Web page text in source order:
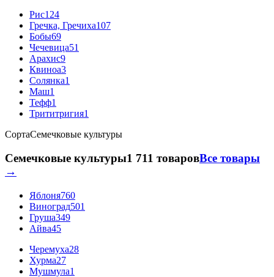
Рис124
Гречка, Гречиха107
Бобы69
Чечевица51
Арахис9
Квиноа3
Солянка1
Маш1
Тефф1
Трититригия1
СортаСемечковые культуры
Семечковые культуры1 711 товаровВсе товары
→
Яблоня760
Виноград501
Груша349
Айва45
Черемуха28
Хурма27
Мушмула1